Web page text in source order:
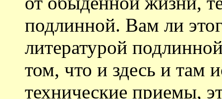
подлинной. Вам ли
литературой
том, что и здесь и там
технические приемы,